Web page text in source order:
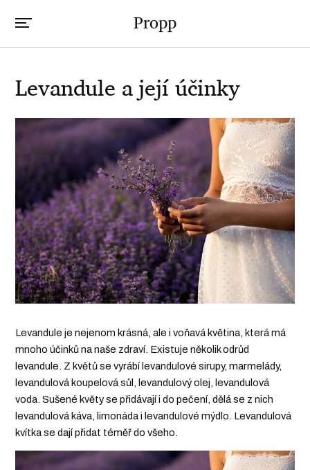
Propp
Levandule a její účinky
Levandule je nejenom krásná, ale i voňavá květina, která má
mnoho účinků na naše zdraví. Existuje několik odrůd
levandule. Z květů se vyrábí levandulové sirupy, marmelády,
levandulová koupelová sůl, levandulový olej, levandulová
voda. Sušené květy se přidávají i do pečení, dělá se z nich
levandulová káva, limonáda i levandulové mýdlo. Levandulová
kvítka se dají přidat téměř do všeho.